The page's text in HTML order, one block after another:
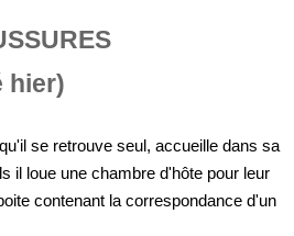
hier)
se retrouve seul, accueille dans sa
il loue une chambre d'hôte pour leur
contenant la correspondance d'un